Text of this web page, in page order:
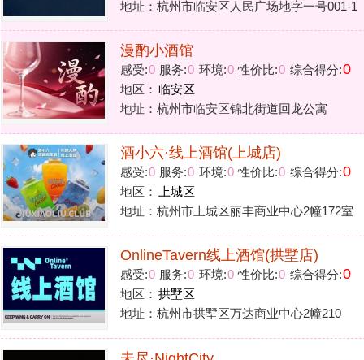
地区：上城区
OnlineTavern线上酒馆(拱墅店)
感受: 0服务: 0 环境: 0 性价比:0 综合得分:0
地区：拱墅区
地址：杭州市拱墅区万达商业中心2幢210
未尽·NightCity
感受: 0服务:0 环境:0性价比:0 综合得分:0
地区：滨江区
地址：杭州市滨江区恒鑫大厦5A06室
Joy酒隐(海关店)
感受:0服务:0环境:0性价比:0综合得分:0
地区：西湖区
地址：杭州市西湖区华星路2-2号
火·bar绿色德州小酒馆
感受: 服务: 环境: 0性价比:0综合得分:0
地区：萧山区
地址：杭州市萧山区钱江大观A幢501-3